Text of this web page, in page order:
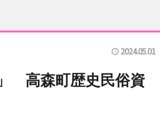
2024.05.01
高森町歴史民俗資